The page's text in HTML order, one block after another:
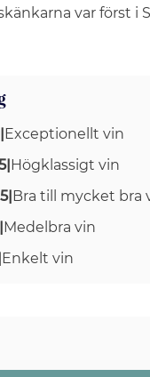
var först i
|Exceptionellt vin
|Högklassigt vin
|Bra till mycket bra
Medelbra vin
Enkelt vin